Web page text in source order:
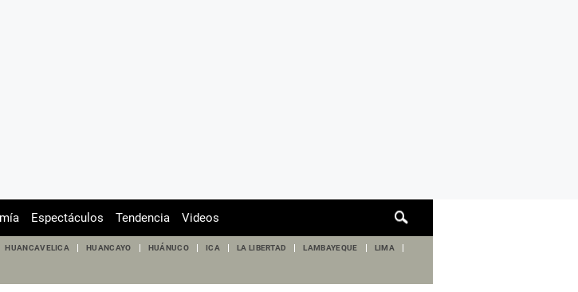
de
Espectáculos Tendencia Videos
HUANCAVELICA HUANCAYO HUÁNUCO ICA LA LIBERTAD LAMBAYEQUE LIMA